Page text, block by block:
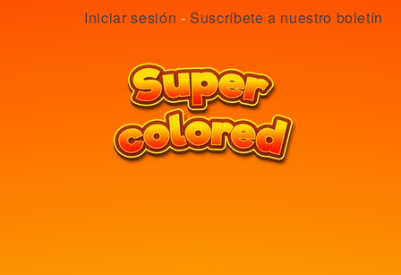
Iniciar sesión -Suscríbete a nuestro boletín